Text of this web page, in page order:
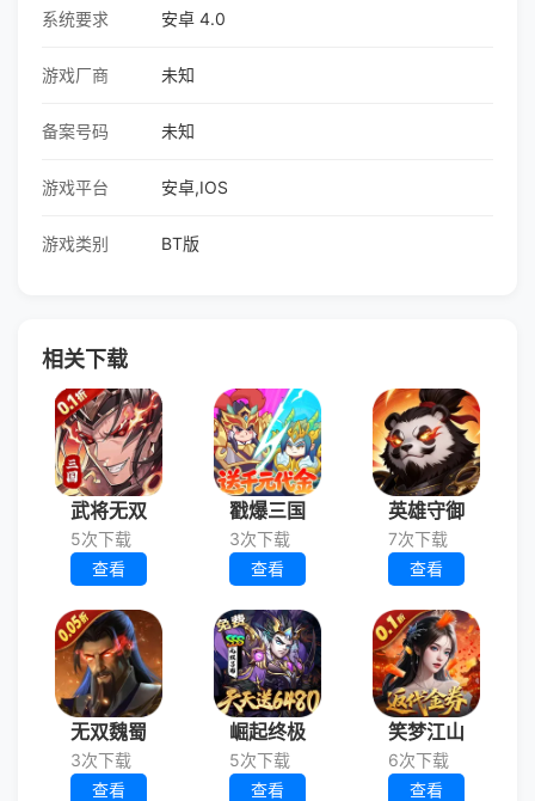
系统要求 安卓 4.0
游戏厂商 未知
备案号码 未知
游戏平台 安卓,IOS
游戏类别 BT版
相关下载
武将无双
5次下载
查看
戳爆三国
3次下载
查看
英雄守御
7次下载
查看
无双魏蜀
3次下载
查看
崛起终极
5次下载
查看
笑梦江山
6次下载
查看